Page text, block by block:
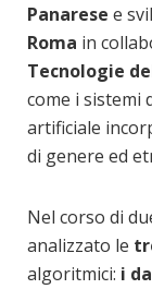
Panarese e
Roma in
Tecnologie
come i sistemi
artificiale
di genere ed
Nel corso di
analizzato le
algoritmici: i